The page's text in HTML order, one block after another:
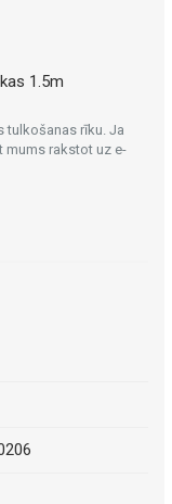
1.5m
tulkošanas rīku. Ja
mums rakstot uz e-